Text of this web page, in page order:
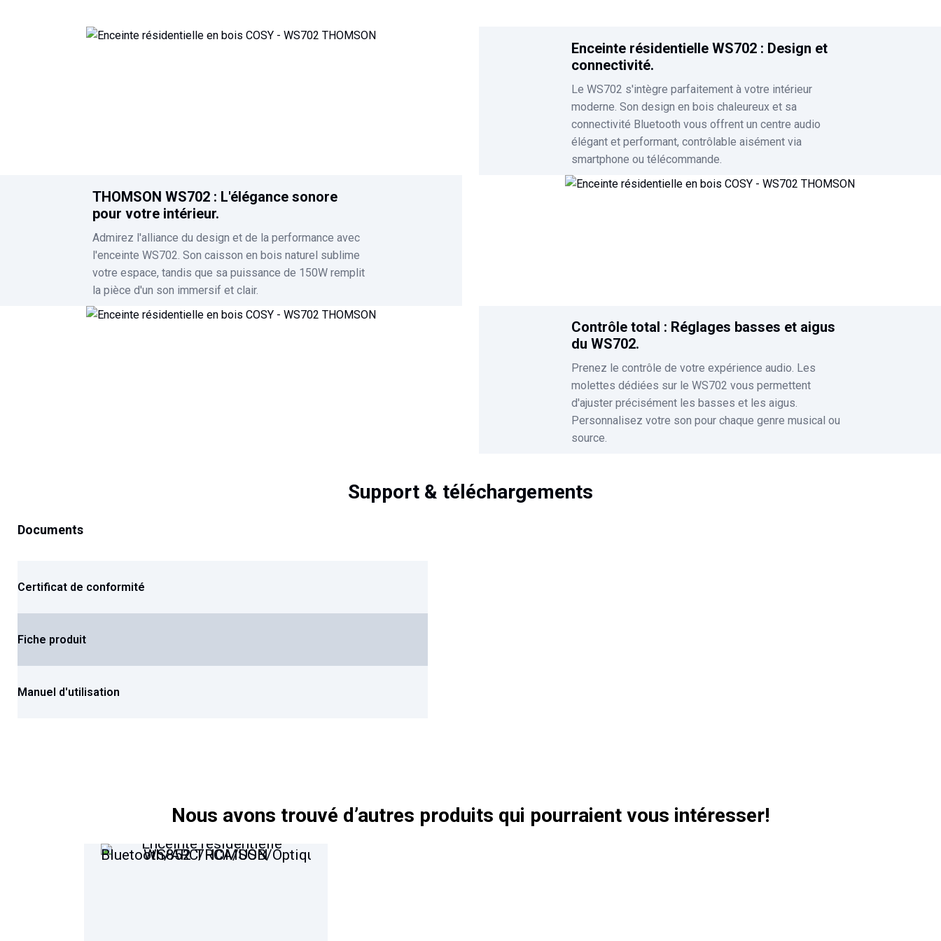
Enceinte résidentielle WS702 : Design et
connectivité.
Le WS702 s'intègre parfaitement à votre intérieur
moderne. Son design en bois chaleureux et sa
connectivité Bluetooth vous offrent un centre audio
élégant et performant, contrôlable aisément via
smartphone ou télécommande.
THOMSON WS702 : L'élégance sonore
pour votre intérieur.
Admirez l'alliance du design et de la performance avec
l'enceinte WS702. Son caisson en bois naturel sublime
votre espace, tandis que sa puissance de 150W remplit
la pièce d'un son immersif et clair.
Contrôle total : Réglages basses et aigus
du WS702.
Prenez le contrôle de votre expérience audio. Les
molettes dédiées sur le WS702 vous permettent
d'ajuster précisément les basses et les aigus.
Personnalisez votre son pour chaque genre musical ou
source.
Support & téléchargements
Documents
Certificat de conformité
Fiche produit
Manuel d'utilisation
Nous avons trouvé d’autres produits qui pourraient vous intéresser!